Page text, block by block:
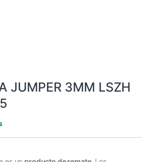
JUMPER 3MM LSZH